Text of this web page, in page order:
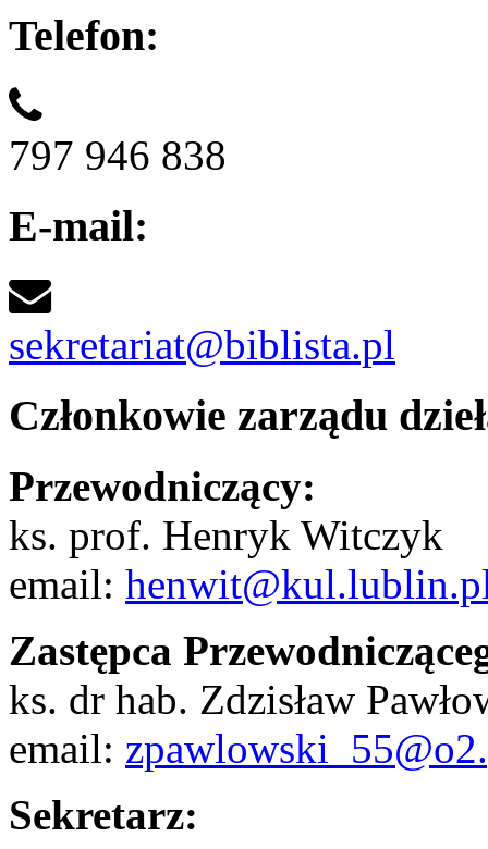
Telefon:
797 946 838
E-mail:
sekretariat@biblista.pl
Członkowie zarządu
Przewodniczący:
ks. prof. Henryk Witczyk
email:
Zastępca
ks. dr hab. Zdzisław
email:
Sekretarz: